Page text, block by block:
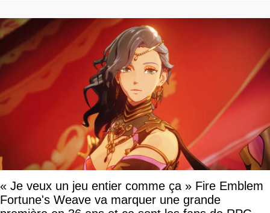
« Je veux un jeu entier comme ça » Fire Emblem
Fortune's Weave va marquer une grande